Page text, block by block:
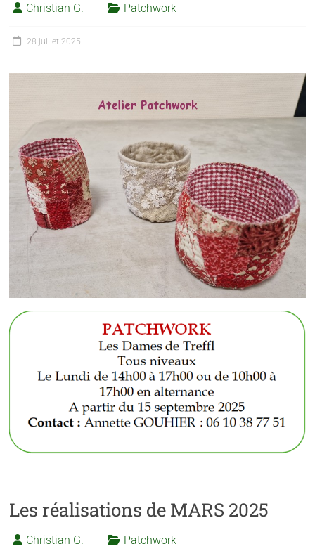
Christian G. Patchwork
28 juillet 2025
Les réalisations de MARS 2025
Christian G. Patchwork